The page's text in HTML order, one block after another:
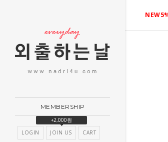
MEMBERSHIP
LOGIN JOIN US
+2,000원
CART